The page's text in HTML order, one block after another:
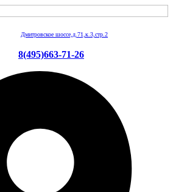
Дмитровское шоссе,д.71,к.3,стр.2
8(495)663-71-26